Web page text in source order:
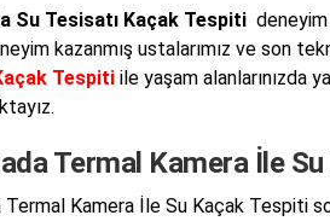
Su Tesisatı Kaçak Tespitideneyim
kazanmış ustalarımız ve son
Tespitiile yaşam alanlarınızda
Termal Kamera İle
Termal Kamera İle Su Kaçak Tespiti